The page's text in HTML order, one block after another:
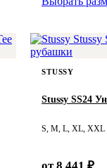
STUSSY
Stussy SS24
S, M, L, XL, XXL
от 8 441 ₽